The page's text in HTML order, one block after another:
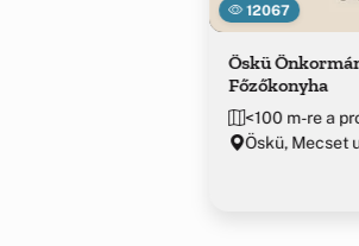
12067
Öskü
Főzőkonyha
<100 m-re a
Öskü, Mecset